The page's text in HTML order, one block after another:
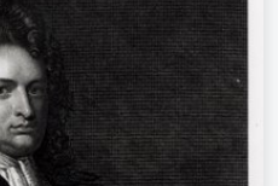
olio scuro, nudo in piedi vicino a un